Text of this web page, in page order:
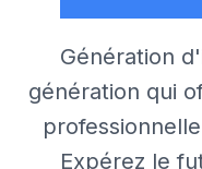
Génération
génération qui
Expérez le